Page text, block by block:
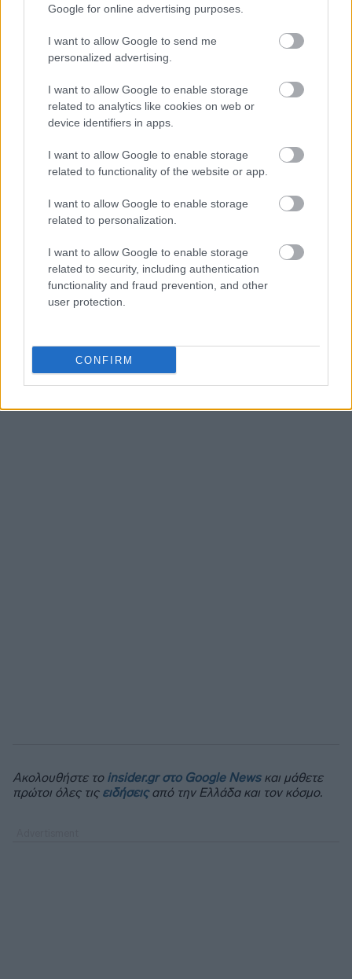
Google for online advertising purposes.
I want to allow Google to send me
personalized advertising.
I want to allow Google to enable storage
related to analytics like cookies on web or
device identifiers in apps.
I want to allow Google to enable storage
related to functionality of the website or app.
I want to allow Google to enable storage
related to personalization.
I want to allow Google to enable storage
related to security, including authentication
functionality and fraud prevention, and other
user protection.
CONFIRM
γραφεία και εργαστήρια στην Ισπανία και την
Αυστραλία. Πέρυσι, η Quantum Motion
παρέδωσε επίσης την πρώτη εμπορική ανάπτυξη
στο Εθνικό Κέντρο Κβαντικής Υπολογιστικής του
Ηνωμένου Βασιλείου (NQCC).
Kembara, British Business Bank και Firgun, στην
τελευταία χρηματοδότηση συμμετέχουν και οι
επιστρέφοντες υποστηρικτές Oxford Science
Enterprises, Inkef, Bosch Ventures, Porsche
Ακολουθήστε το insider.gr στο Google Newsκαι μάθετε
πρώτοι όλες τις ειδήσειςαπό την Ελλάδα και τον κόσμο.